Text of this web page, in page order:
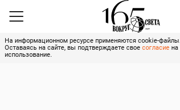
На информационном ресурсе применяются cookie-файлы.
Оставаясь на сайте, вы подтверждаете свое согласие на
использование.